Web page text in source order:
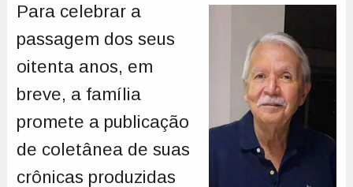
Para celebrar a
passagem dos seus
oitenta anos, em
breve, a família
promete a publicação
de coletânea de suas
crônicas produzidas